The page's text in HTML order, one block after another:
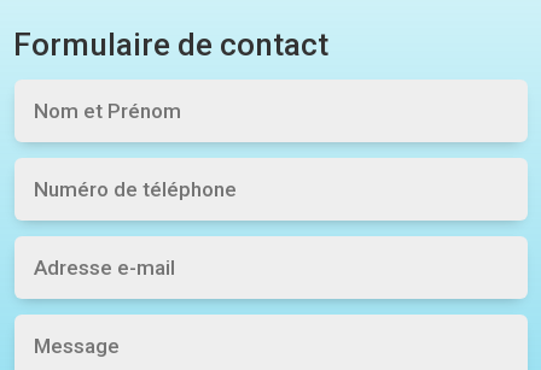
Formulaire de contact